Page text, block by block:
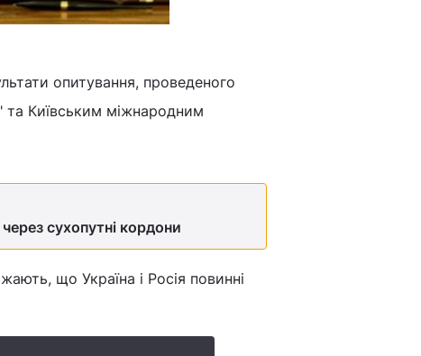
опитування, проведеного
та Київським міжнародним
сухопутні кордони
що Україна і Росія повинні